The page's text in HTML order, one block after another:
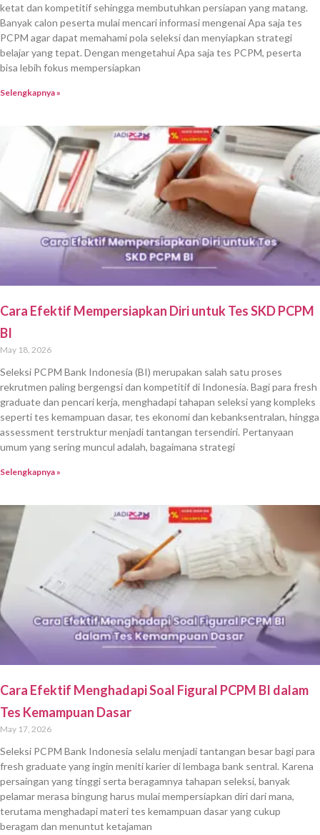
ketat dan kompetitif sehingga membutuhkan persiapan yang matang.
Banyak calon peserta mulai mencari informasi mengenai Apa saja tes
PCPM agar dapat memahami pola seleksi dan menyiapkan strategi
belajar yang tepat. Dengan mengetahui Apa saja tes PCPM, peserta
bisa lebih fokus mempersiapkan
Selengkapnya »
Cara Efektif Mempersiapkan Diri untuk Tes SKD PCPM
BI
May 18, 2026
Seleksi PCPM Bank Indonesia (BI) merupakan salah satu proses
rekrutmen paling bergengsi dan kompetitif di Indonesia. Bagi para fresh
graduate dan pencari kerja, menghadapi tahapan seleksi yang kompleks
seperti tes kemampuan dasar, tes ekonomi dan kebanksentralan, hingga
assessment terstruktur menjadi tantangan tersendiri. Pertanyaan
umum yang sering muncul adalah, bagaimana strategi
Selengkapnya »
Cara Efektif Menghadapi Soal Figural PCPM BI dalam
Tes Kemampuan Dasar
May 17, 2026
Seleksi PCPM Bank Indonesia selalu menjadi tantangan besar bagi para
fresh graduate yang ingin meniti karier di lembaga bank sentral. Karena
persaingan yang tinggi serta beragamnya tahapan seleksi, banyak
pelamar merasa bingung harus mulai mempersiapkan diri dari mana,
terutama menghadapi materi tes kemampuan dasar yang cukup
beragam dan menuntut ketajaman